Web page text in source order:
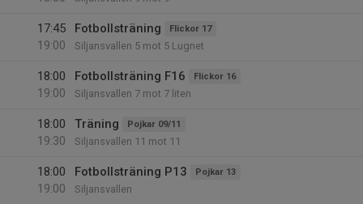
17:45
19:00
Fotbollsträning Flickor 17
Siljansvallen 5 mot 5 Lugnet
18:00
19:00
Fotbollsträning F16 Flickor 16
Siljansvallen 7 mot 7 liten
18:00
19:30
Träning Pojkar 09/11
Siljansvallen 11 mot 11
18:00
19:00
Fotbollsträning P13 Pojkar 13
Siljansvallen